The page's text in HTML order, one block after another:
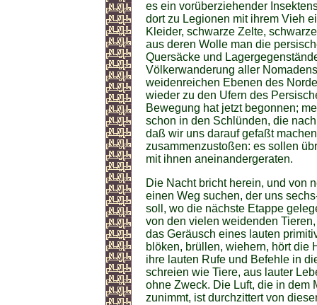
es ein vorüberziehender
dort zu Legionen mit ihrem Vieh
Kleider, schwarze Zelte,
aus deren Wolle man die
Quersäcke und
Völkerwanderung aller
weidenreichen Ebenen des
wieder zu den Ufern des
Bewegung hat jetzt begonnen;
schon in den Schlünden, die
daß wir uns darauf gefaßt
zusammenzustoßen: es sollen
mit ihnen aneinandergeraten.
Die Nacht bricht herein, und von
einen Weg suchen, der uns
soll, wo die nächste Etappe
von den vielen weidenden
das Geräusch eines lauten
blöken, brüllen, wiehern, hört die
ihre lauten Rufe und Befehle in
schreien wie Tiere, aus lauter
ohne Zweck. Die Luft, die in dem
zunimmt, ist durchzittert von